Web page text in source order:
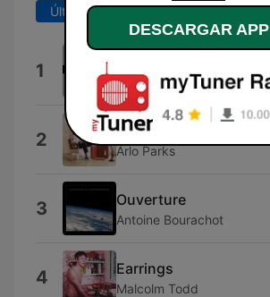
Últimos 7 días Últimos 30 días
1 Dominic Fike
2 Just Go
Arlo Parks
3 Ouverture
Antoine Bourachot
4 Earrings
Malcolm Todd
DESCARGAR APP